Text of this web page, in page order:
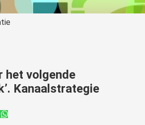
het volgende
Kanaalstrategie